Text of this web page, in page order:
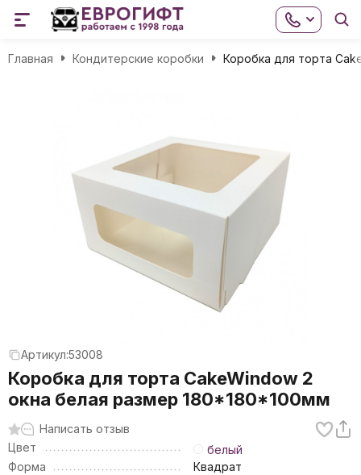
Главная Кондитерские коробки Коробка для торта
Артикул:53008
Коробка для торта CakeWindow 2
окна белая размер 180*180*100мм
Написать отзыв
Цвет
белый
Форма
Квадрат